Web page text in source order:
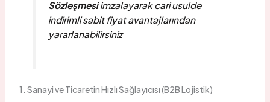
Sözleşmesiimzalayarak cari usulde
indirimli sabit fiyat avantajlarından
yararlanabilirsiniz
1. Sanayi ve Ticaretin Hızlı Sağlayıcısı (B2B Lojistik)